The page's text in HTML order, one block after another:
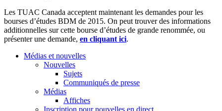
Les TUAC Canada acceptent maintenant les demandes pour les
bourses d’études BDM de 2015. On peut trouver des informations
additionnelles sur cette bourse d’études de grande renommée, ou
présenter une demande, en cliquant ici.
Médias et nouvelles
Nouvelles
Sujets
Communiqués de presse
Médias
Affiches
Inscription pour nouvelles en direct